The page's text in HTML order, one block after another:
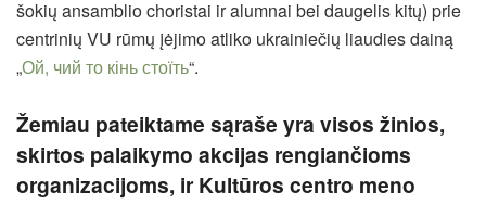
šokių ansamblio choristai ir alumnai bei daugelis kitų) prie
centrinių VU rūmų įėjimo atliko ukrainiečių liaudies dainą
„Ой, чий то кінь стоїть“.
Žemiau pateiktame sąraše yra visos žinios,
skirtos palaikymo akcijas rengiančioms
organizacijoms, ir Kultūros centro meno